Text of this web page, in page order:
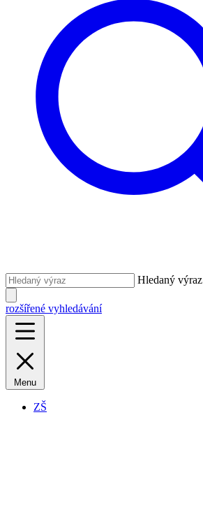
Hledaný výraz
rozšířené vyhledávání
Menu
ZŠ